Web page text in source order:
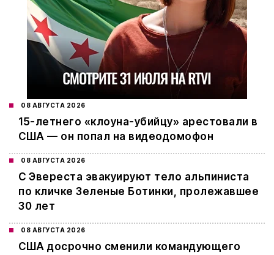
08 АВГУСТА 2026
15-летнего «клоуна-убийцу» арестовали в
США — он попал на видеодомофон
08 АВГУСТА 2026
С Эвереста эвакуируют тело альпиниста
по кличке Зеленые Ботинки, пролежавшее
30 лет
08 АВГУСТА 2026
США досрочно сменили командующего